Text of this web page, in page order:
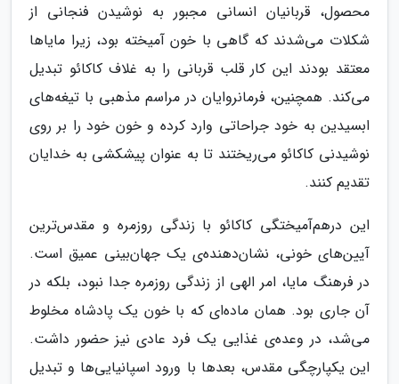
محصول، قربانیان انسانی مجبور به نوشیدن فنجانی از
شکلات می‌شدند که گاهی با خون آمیخته بود، زیرا مایاها
معتقد بودند این کار قلب قربانی را به غلاف کاکائو تبدیل
می‌کند. همچنین، فرمانروایان در مراسم مذهبی با تیغه‌های
ابسیدین به خود جراحاتی وارد کرده و خون خود را بر روی
نوشیدنی کاکائو می‌ریختند تا به عنوان پیشکشی به خدایان
تقدیم کنند.
این درهم‌آمیختگی کاکائو با زندگی روزمره و مقدس‌ترین
آیین‌های خونی، نشان‌دهنده‌ی یک جهان‌بینی عمیق است.
در فرهنگ مایا، امر الهی از زندگی روزمره جدا نبود، بلکه در
آن جاری بود. همان ماده‌ای که با خون یک پادشاه مخلوط
می‌شد، در وعده‌ی غذایی یک فرد عادی نیز حضور داشت.
این یکپارچگی مقدس، بعدها با ورود اسپانیایی‌ها و تبدیل